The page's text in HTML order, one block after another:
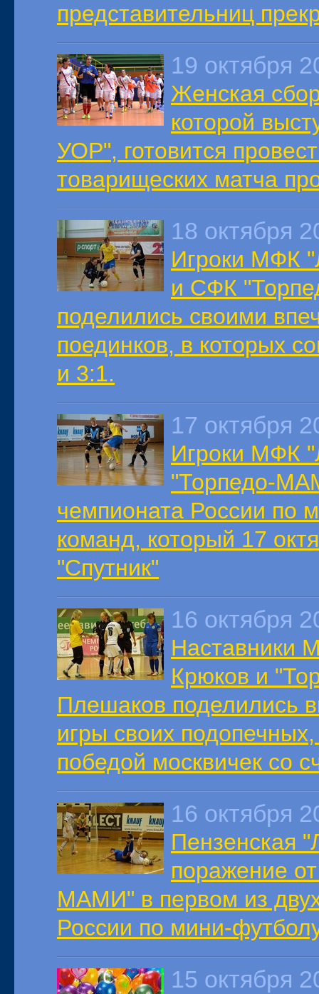
представительниц
19 октября
Женская
которой
УОР", готовится
товарищеских матча
18 октября
Игроки МФК
и СФК
поделились своими
поединков, в которых
и 3:1.
17 октября
Игроки МФК
"Торпедо-
чемпионата России по
команд, который 17
"Спутник"
16 октября
Наставники
Крюков и
Плешаков поделились
игры своих
победой москвичек со
16 октября
Пензенская
поражение
МАМИ" в первом из
России по мини-
15 октября